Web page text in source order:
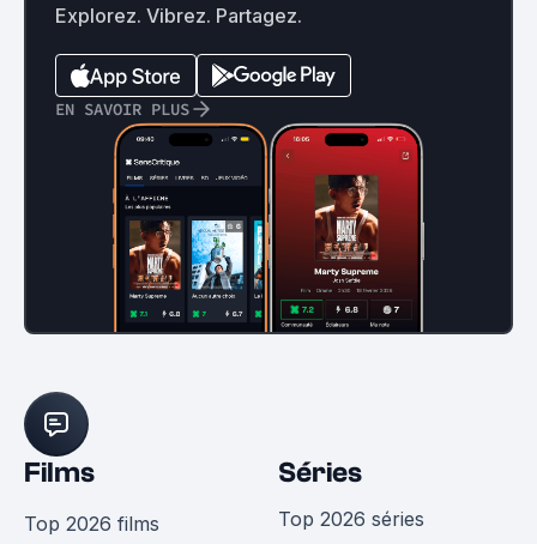
Explorez. Vibrez. Partagez.
EN SAVOIR PLUS
Films
Top 2026 films
Séries
Top 2026 séries